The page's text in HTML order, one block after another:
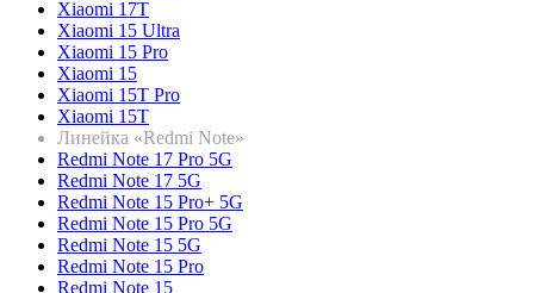
Xiaomi 17T
Xiaomi 15 Ultra
Xiaomi 15 Pro
Xiaomi 15
Xiaomi 15T Pro
Xiaomi 15T
Линейка «Redmi Note»
Redmi Note 17 Pro 5G
Redmi Note 17 5G
Redmi Note 15 Pro+ 5G
Redmi Note 15 Pro 5G
Redmi Note 15 5G
Redmi Note 15 Pro
Redmi Note 15